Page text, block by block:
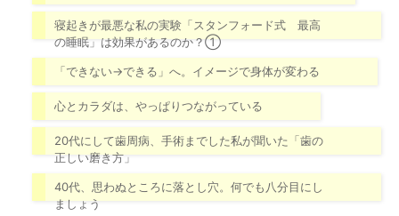
寝起きが最悪な私の実験「スタンフォード式 最高
の睡眠」は効果があるのか？①
「できない→できる」へ。イメージで身体が変わる
心とカラダは、やっぱりつながっている
20代にして歯周病、手術までした私が聞いた「歯の
正しい磨き方」
40代、思わぬところに落とし穴。何でも八分目にし
ましょう